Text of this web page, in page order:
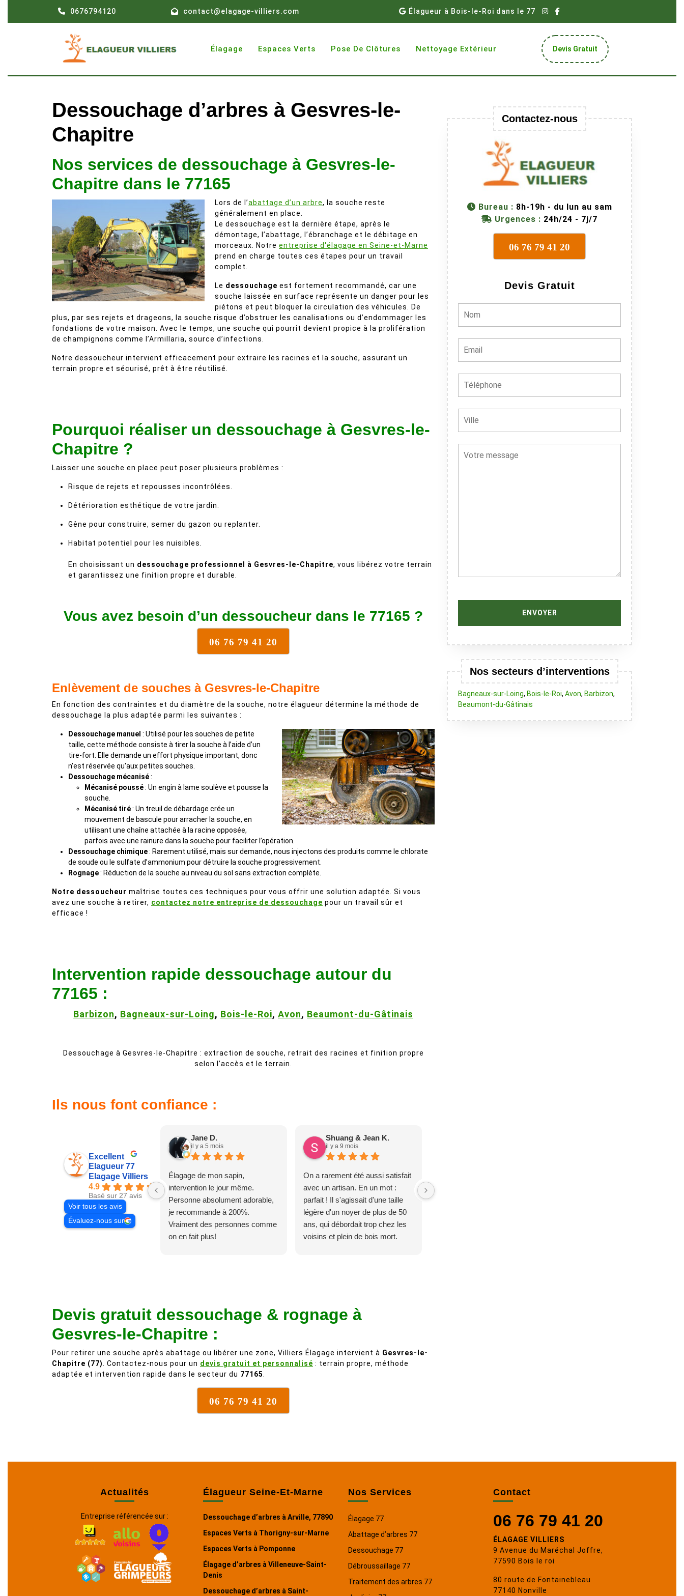
0676794120 contact@elagage-villiers.com Élagueur à Bois-le-Roi dans le 77
Élagage Espaces Verts Pose De Clôtures Nettoyage Extérieur Devis Gratuit Get
A
Dessouchage d’arbres à Gesvres-le-
Chapitre
Nos services de dessouchage à Gesvres-le-
Chapitre dans le 77165
Lors de l’abattage d’un arbre, la souche reste
généralement en place.
Le dessouchage est la dernière étape, après le
démontage, l’abattage, l’ébranchage et le débitage en
morceaux. Notre entreprise d'élagage en Seine-et-Marne
prend en charge toutes ces étapes pour un travail
complet.
Le dessouchage est fortement recommandé, car une
souche laissée en surface représente un danger pour les
piétons et peut bloquer la circulation des véhicules. De
plus, par ses rejets et drageons, la souche risque d’obstruer les canalisations ou d’endommager les
fondations de votre maison. Avec le temps, une souche qui pourrit devient propice à la prolifération
de champignons comme l’Armillaria, source d’infections.
Notre dessoucheur intervient efficacement pour extraire les racines et la souche, assurant un
terrain propre et sécurisé, prêt à être réutilisé.
Pourquoi réaliser un dessouchage à Gesvres-le-
Chapitre ?
Laisser une souche en place peut poser plusieurs problèmes :
Risque de rejets et repousses incontrôlées.
Détérioration esthétique de votre jardin.
Gêne pour construire, semer du gazon ou replanter.
Habitat potentiel pour les nuisibles.
En choisissant un dessouchage professionnel à Gesvres-le-Chapitre, vous libérez votre terrain
et garantissez une finition propre et durable.
Vous avez besoin d’un dessoucheur dans le 77165 ?
06 76 79 41 20
Enlèvement de souches à Gesvres-le-Chapitre
En fonction des contraintes et du diamètre de la souche, notre élagueur détermine la méthode de
dessouchage la plus adaptée parmi les suivantes :
Dessouchage manuel : Utilisé pour les souches de petite
taille, cette méthode consiste à tirer la souche à l’aide d’un
tire-fort. Elle demande un effort physique important, donc
n'est réservée qu'aux petites souches.
Dessouchage mécanisé:
Mécanisé poussé: Un engin à lame soulève et pousse la
souche.
Mécanisé tiré: Un treuil de débardage crée un
mouvement de bascule pour arracher la souche, en
utilisant une chaîne attachée à la racine opposée,
parfois avec une rainure dans la souche pour faciliter l’opération.
Dessouchage chimique: Rarement utilisé, mais sur demande, nous injectons des produits comme le chlorate
de soude ou le sulfate d’ammonium pour détruire la souche progressivement.
Rognage: Réduction de la souche au niveau du sol sans extraction complète.
Notre dessoucheur maîtrise toutes ces techniques pour vous offrir une solution adaptée. Si vous
avez une souche à retirer, contactez notre entreprise de dessouchage pour un travail sûr et
efficace !
Intervention rapide dessouchage autour du
77165 :
Barbizon, Bagneaux-sur-Loing, Bois-le-Roi, Avon, Beaumont-du-Gâtinais
Dessouchage à Gesvres-le-Chapitre : extraction de souche, retrait des racines et finition propre
selon l’accès et le terrain.
Ils nous font confiance :
Excellent
Elagueur 77
Elagage Villiers
4.9
Basé sur 27 avis
Voir tous les avis
Évaluez-nous sur
Jane D.
il y a 5 mois
Élagage de mon sapin,
intervention le jour même.
Personne absolument adorable,
je recommande à 200%.
Vraiment des personnes comme
on en fait plus!
Shuang & Jean K.
il y a 9 mois
On a rarement été aussi satisfait
avec un artisan. En un mot :
parfait ! Il s'agissait d'une taille
légère d'un noyer de plus de 50
ans, qui débordait trop chez les
voisins et plein de bois mort.
dangereuse. M Villiers et son
équipes connaissent très bien
évidence. Et en plus ils sont
vraiment sympathique. Bref,
Devis gratuit dessouchage & rognage à
Gesvres-le-Chapitre :
Pour retirer une souche après abattage ou libérer une zone, Villiers Élagage intervient à Gesvres-le-
Chapitre (77)
. Contactez-nous pour un devis gratuit et personnalisé : terrain propre, méthode
adaptée et intervention rapide dans le secteur du 77165
06 76 79 41 20
Contactez-nous
Bureau : 8h-19h - du lun au sam
Urgences : 24h/24 - 7j/7
06 76 79 41 20
Devis Gratuit
Nos secteurs d’interventions
Bagneaux-sur-Loing, Bois-le-Roi, Avon, Barbizon,
Beaumont-du-Gâtinais
Actualités
Entreprise référencée sur :
Élagueur Seine-Et-Marne
Dessouchage d’arbres à Arville, 77890
Espaces Verts à Thorigny-sur-Marne
Espaces Verts à Pomponne
Élagage d’arbres à Villeneuve-Saint-
Denis
Dessouchage d’arbres à Saint-
Nos Services
Élagage 77
Abattage d’arbres 77
Dessouchage 77
Débroussaillage 77
Traitement des arbres 77
Contact
06 76 79 41 20
ÉLAGAGE VILLIERS
9 Avenue du Maréchal Joffre,
77590 Bois le roi
80 route de Fontainebleau
77140 Nonville